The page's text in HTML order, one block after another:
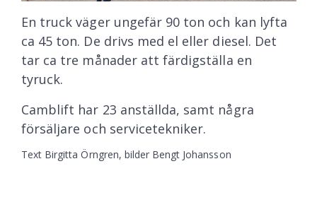
En truck väger ungefär 90 ton och kan lyfta
ca 45 ton. De drivs med el eller diesel. Det
tar ca tre månader att färdigställa en
tyruck.
Camblift har 23 anställda, samt några
försäljare och servicetekniker.
Text Birgitta Örngren, bilder Bengt Johansson